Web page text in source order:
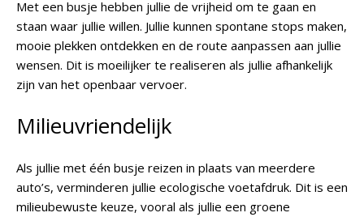
Met een busje hebben jullie de vrijheid om te gaan en
staan waar jullie willen. Jullie kunnen spontane stops maken,
mooie plekken ontdekken en de route aanpassen aan jullie
wensen. Dit is moeilijker te realiseren als jullie afhankelijk
zijn van het openbaar vervoer.
Milieuvriendelijk
Als jullie met één busje reizen in plaats van meerdere
auto’s, verminderen jullie ecologische voetafdruk. Dit is een
milieubewuste keuze, vooral als jullie een groene